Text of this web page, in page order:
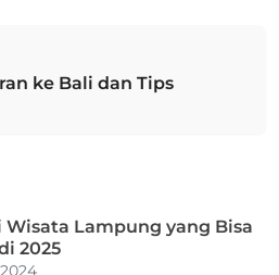
ke Bali dan Tips
Wisata Lampung yang Bisa
2025